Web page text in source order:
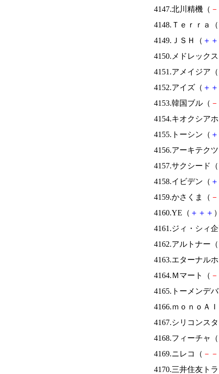
4147.北川精機（ －
4148.Ｔｅｒｒａ（
4149.ＪＳＨ（ ＋ ＋
4150.メドレック
4151.アメイジア（
4152.アイズ（ ＋ ＋
4153.韓国ブル（ －
4154.キオクシア
4155.トーシン（ ＋
4156.アーキテク
4157.サクシード（
4158.イビデン（ ＋
4159.かさくま（ －
4160.YE（ ＋ ＋ ＋
4161.ジィ・シィ
4162.アルトナー（
4163.エターナル
4164.Ｍマート（ －
4165.トーメンデ
4166.ｍｏｎｏＡ
4167.シリコンス
4168.フィーチャ（
4169.ニレコ（ － －
4170.三井住友ト